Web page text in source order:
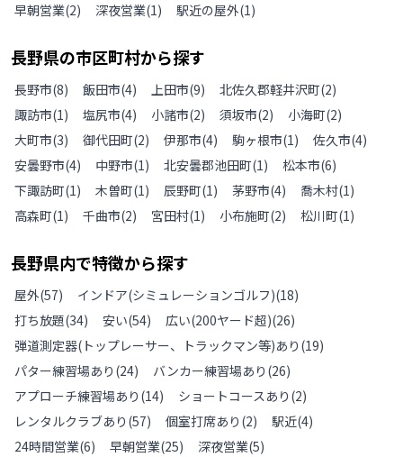
早朝営業(2) 深夜営業(1) 駅近の屋外(1)
長野県の市区町村から探す
長野市(8) 飯田市(4) 上田市(9) 北佐久郡軽井沢町(2)
諏訪市(1) 塩尻市(4) 小諸市(2) 須坂市(2) 小海町(2)
大町市(3) 御代田町(2) 伊那市(4) 駒ヶ根市(1) 佐久市(4)
安曇野市(4) 中野市(1) 北安曇郡池田町(1) 松本市(6)
下諏訪町(1) 木曽町(1) 辰野町(1) 茅野市(4) 喬木村(1)
高森町(1) 千曲市(2) 宮田村(1) 小布施町(2) 松川町(1)
長野県内で特徴から探す
屋外(57) インドア(シミュレーションゴルフ)(18)
打ち放題(34) 安い(54) 広い(200ヤード超)(26)
弾道測定器(トップレーサー、トラックマン等)あり (19)
パター練習場あり (24) バンカー練習場あり (26)
アプローチ練習場あり (14) ショートコースあり (2)
レンタルクラブあり (57) 個室打席あり (2) 駅近(4)
24時間営業(6) 早朝営業(25) 深夜営業(5)